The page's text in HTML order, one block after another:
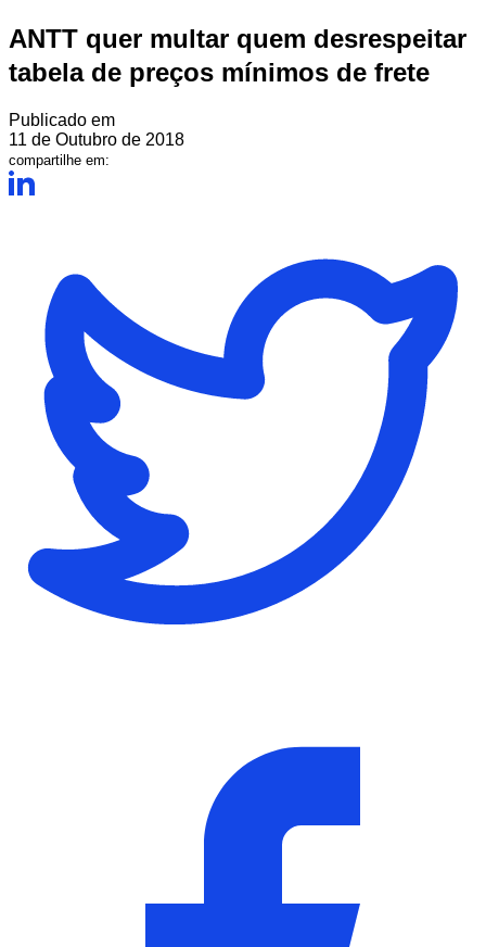
ANTT quer multar quem desrespeitar
tabela de preços mínimos de frete
Publicado em
11 de Outubro de 2018
compartilhe em: